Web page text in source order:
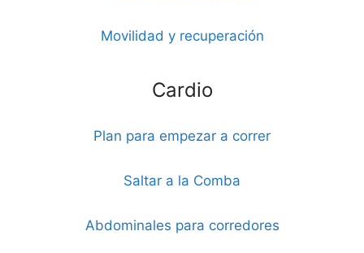
Movilidad y recuperación
Cardio
Plan para empezar a correr
Saltar a la Comba
Abdominales para corredores